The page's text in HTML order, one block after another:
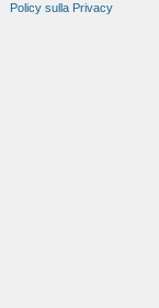
Policy sulla Privacy